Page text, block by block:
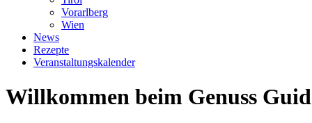
Vorarlberg
Wien
News
Rezepte
Veranstaltungskalender
Willkommen beim Genuss